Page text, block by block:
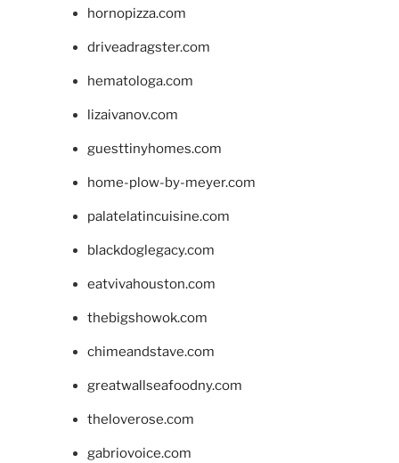
hornopizza.com
driveadragster.com
hematologa.com
lizaivanov.com
guesttinyhomes.com
home-plow-by-meyer.com
palatelatincuisine.com
blackdoglegacy.com
eatvivahouston.com
thebigshowok.com
chimeandstave.com
greatwallseafoodny.com
theloverose.com
gabriovoice.com